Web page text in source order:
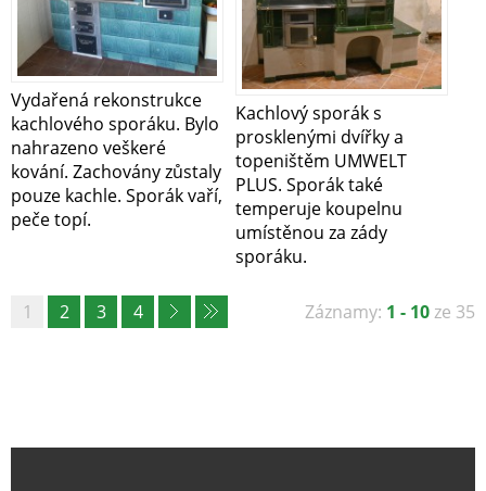
Vydařená rekonstrukce
kachlového sporáku. Bylo
nahrazeno veškeré
kování. Zachovány zůstaly
pouze kachle. Sporák vaří,
peče topí.
Kachlový sporák s
prosklenými dvířky a
topeništěm UMWELT
PLUS. Sporák také
temperuje koupelnu
umístěnou za zády
sporáku.
Záznamy: 1 - 10ze 35
1 2 3 4